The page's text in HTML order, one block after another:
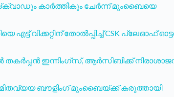
കാർത്തികും ചേർന്ന് മുംബൈയെ
വിക്കറ്റിന് തോൽപ്പിച്ച് CSK പ്ലേഓഫ്
തകർപ്പൻ ഇന്നിംഗ്സ്, ആർസിബിക്ക്
ബൗളിംഗ് മുംബൈയ്ക്ക് കരുത്തായി